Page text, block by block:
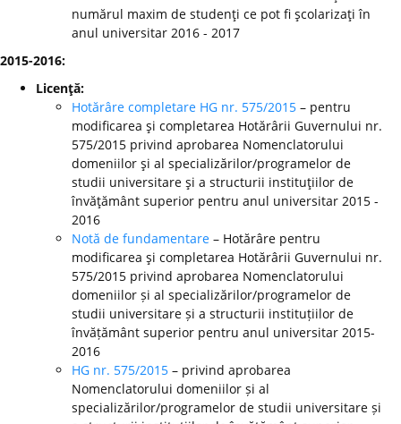
numărul maxim de studenţi ce pot fi şcolarizaţi în
anul universitar 2016 - 2017
2015-2016:
Licenţă:
Hotărâre completare HG nr. 575/2015 – pentru
modificarea şi completarea Hotărârii Guvernului nr.
575/2015 privind aprobarea Nomenclatorului
domeniilor şi al specializărilor/programelor de
studii universitare şi a structurii instituţiilor de
învăţământ superior pentru anul universitar 2015 -
2016
Notă de fundamentare – Hotărâre pentru
modificarea şi completarea Hotărârii Guvernului nr.
575/2015 privind aprobarea Nomenclatorului
domeniilor și al specializărilor/programelor de
studii universitare și a structurii instituțiilor de
învățământ superior pentru anul universitar 2015-
2016
HG nr. 575/2015 – privind aprobarea
Nomenclatorului domeniilor și al
specializărilor/programelor de studii universitare și